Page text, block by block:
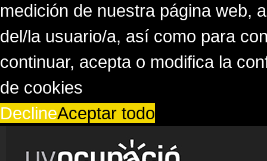
medición de nuestra página web,
del/la usuario/a, así como para
continuar, acepta o modifica la
de cookies
DeclineAceptar todo